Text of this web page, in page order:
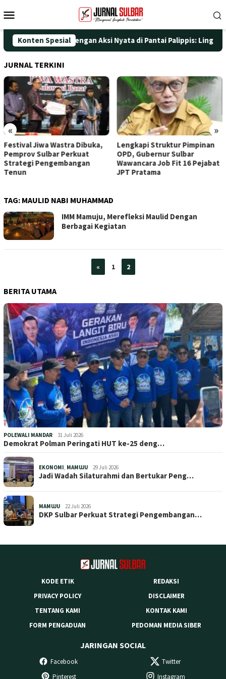
ke
Mobile
Konten Spesial
HUT ke-25 dengan Aksi Nyata di Pantai Palippis:
JURNAL TERKINI
« »
Festival Jiwa Wastra Dibuka,
Pemprov Sulbar Perkuat
Strategi Pengembangan
Tenun
Lengkapi Struktur Pimpinan
OPD, Gubernur Sulbar
Wawancara Job Fit 16 Pejabat
JPT Pratama
TAG: MAULID NABI MUHAMMAD
IMM Mamuju, Merefleksi Maulid Dengan
Berbagai Kegiatan
« 1 2
BERITA UTAMA
POLEWALI MANDAR 31 Juli 2026
Demokrat Polman Peringati HUT ke-25 deng…
EKONOMI, MAMUJU 29 Juli 2026
Jadi Wadah Silaturahmi dan Bertukar Peng…
MAMUJU 22 Juli 2026
DKP Sulbar Perkuat Strategi Pengembangan…
KODE ETIK
REDAKSI
PRIVACY POLICY
DISCLAIMER
TENTANG KAMI
KONTAK KAMI
FORM PENGADUAN
PEDOMAN MEDIA SIBER
JARINGAN SOCIAL
Facebook
Twitter
Pinterest
Instagram